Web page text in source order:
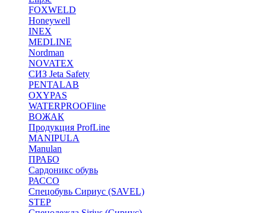
FOXWELD
Honeywell
INEX
MEDLINE
Nordman
NOVATEX
СИЗ Jeta Safety
PENTALAB
OXYPAS
WATERPROOFline
ВОЖАК
Продукция ProfLine
MANIPULA
Manulan
ПРАБО
Сардоникс обувь
РАССО
Спецобувь Сириус (SAVEL)
STEP